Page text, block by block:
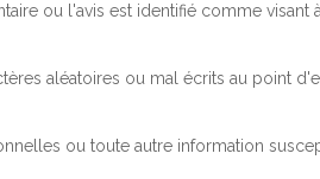
ou l'avis est identifié comme
aléatoires ou mal écrits au point
ou toute autre information